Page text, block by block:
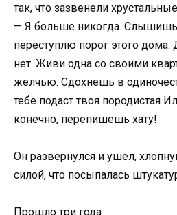
так, что зазвенели
— Я больше никогда.
переступлю порог этого
нет. Живи одна со своими
желчью. Сдохнешь в
тебе подаст твоя породистая
конечно, перепишешь хату!
Он развернулся и ушел,
силой, что посыпалась
Прошло три года.